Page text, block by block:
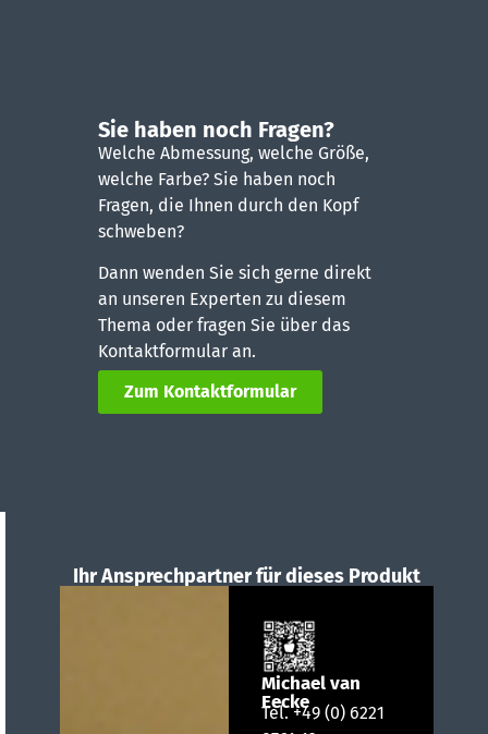
Sie haben noch Fragen?
Welche Abmessung, welche Größe,
welche Farbe? Sie haben noch
Fragen, die Ihnen durch den Kopf
schweben?
Dann wenden Sie sich gerne direkt
an unseren Experten zu diesem
Thema oder fragen Sie über das
Kontaktformular an.
Zum Kontaktformular
Ihr Ansprechpartner für dieses Produkt
Michael van
Eecke
Tel.+49 (0) 6221